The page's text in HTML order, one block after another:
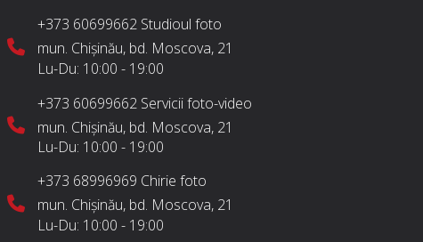
+373 60699662 Studioul foto
mun. Chișinău, bd. Moscova, 21
Lu-Du: 10:00 - 19:00
+373 60699662 Servicii foto-video
mun. Chișinău, bd. Moscova, 21
Lu-Du: 10:00 - 19:00
+373 68996969 Chirie foto
mun. Chișinău, bd. Moscova, 21
Lu-Du: 10:00 - 19:00